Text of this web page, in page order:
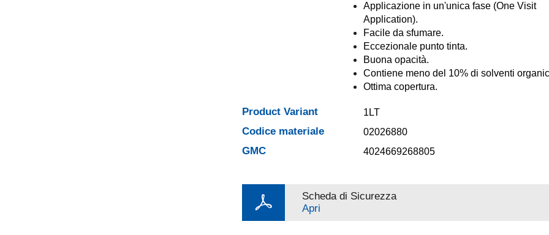
Applicazione in un'unica fase (One Visit
Application).
Facile da sfumare.
Eccezionale punto tinta.
Buona opacità.
Contiene meno del 10% di solventi
Ottima copertura.
Product Variant 1LT
Codice materiale 02026880
GMC 4024669268805
Scheda di Sicurezza
Apri